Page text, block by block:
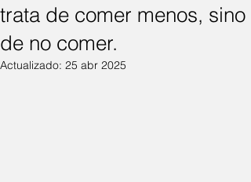
trata de comer menos, sino
de no comer.
Actualizado: 25 abr 2025